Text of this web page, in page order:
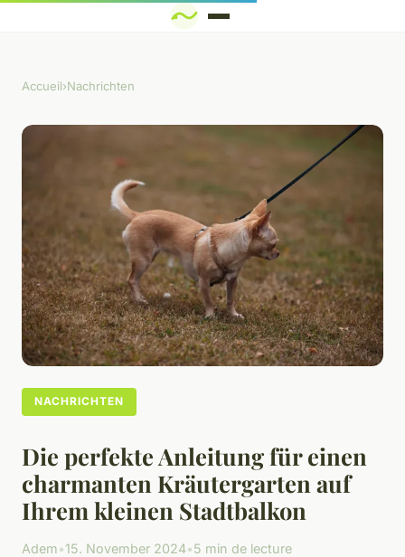
Accueil›Nachrichten
NACHRICHTEN
Die perfekte Anleitung für einen
charmanten Kräutergarten auf
Ihrem kleinen Stadtbalkon
Adem•15. November 2024•5 min de lecture